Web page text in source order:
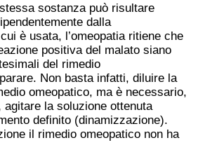
sostanza può risultare
dalla
è usata, l’omeopatia ritiene che
positiva del malato siano
del rimedio
Non basta infatti, diluire la
omeopatico, ma è necessario,
agitare la soluzione ottenuta
definito (dinamizzazione).
il rimedio omeopatico non ha